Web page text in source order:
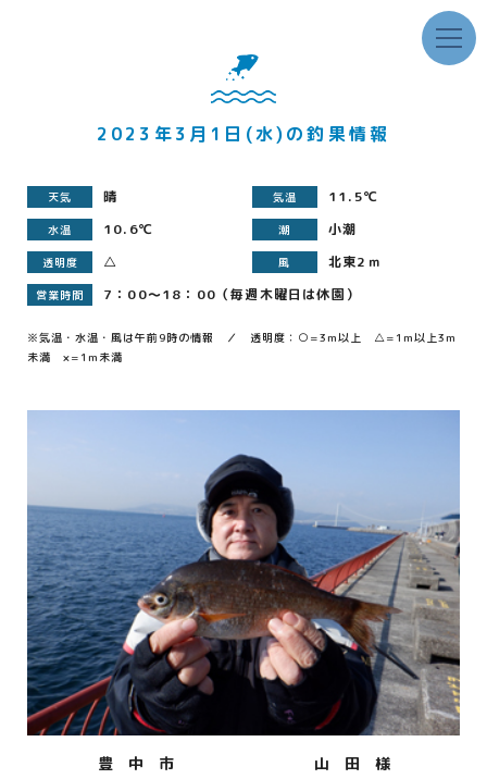
2023年3月1日(水)の釣果情報
天気 晴 気温 11.5℃
水温 10.6℃ 潮 小潮
透明度 △ 風 北東2ｍ
営業時間 7：00～18：00（毎週木曜日は休園）
※気温・水温・風は午前9時の情報 ／ 透明度：○=3m以上 △=1m以上3m
未満 ×=1m未満
豊 中 市 山 田 様